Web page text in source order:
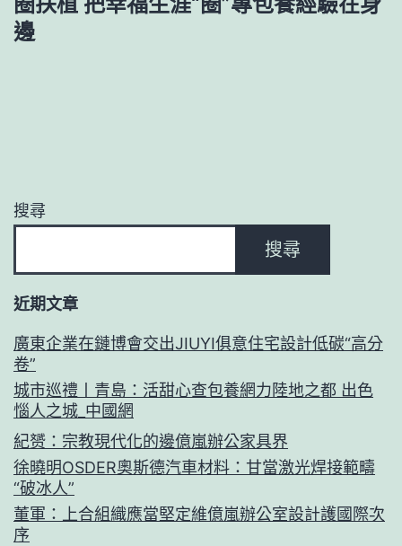
邊
搜尋
搜尋
近期文章
廣東企業在鏈博會交出JIUYI俱意住宅設計低碳“高分
卷”
城市巡禮丨青島：活甜心查包養網力陸地之都 出色
惱人之城_中國網
紀赟：宗教現代化的邊億嵐辦公家具界
徐曉明OSDER奧斯德汽車材料：甘當激光焊接範疇
“破冰人”
董軍：上合組織應當堅定維億嵐辦公室設計護國際次
序